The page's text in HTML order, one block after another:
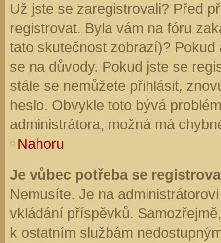
Už jste se zaregistrovali? Před
registrovat. Byla vám na fóru
tato skutečnost zobrazí)?
se na důvody. Pokud jste se
stále se nemůžete přihlásit,
heslo. Obvykle toto bývá
administrátora, možná má
Nahoru
Je vůbec potřeba se
Nemusíte. Je na
vkládání příspěvků.
k ostatním službám